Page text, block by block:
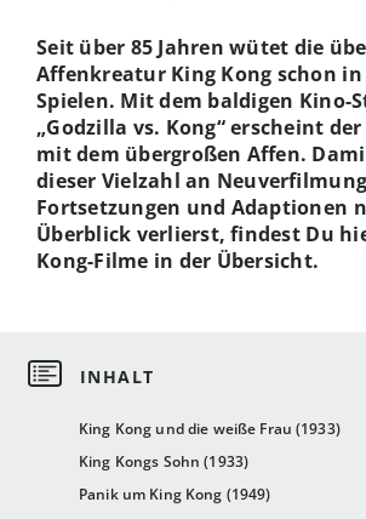
King Kong und die weiße Frau (1933)
King Kongs Sohn (1933)
Panik um King Kong (1949)
Seit über 85 Jahren wütet die
Affenkreatur King Kong schon
Spielen. Mit dem baldigen Kino-
„Godzilla vs. Kong“ erscheint
mit dem übergroßen Affen.
dieser Vielzahl an
Fortsetzungen und Adaptionen
Überblick verlierst, findest Du
Kong-Filme in der Übersicht.